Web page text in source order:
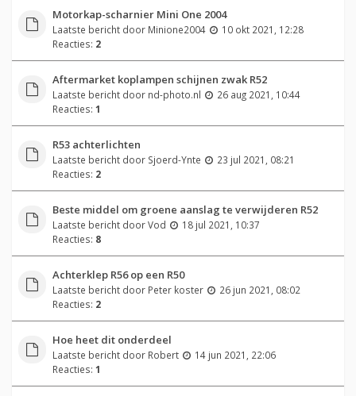
Motorkap-scharnier Mini One 2004
Laatste bericht door Minione2004
10 okt 2021, 12:28
Reacties: 2
Aftermarket koplampen schijnen zwak R52
Laatste bericht door nd-photo.nl
26 aug 2021, 10:44
Reacties: 1
R53 achterlichten
Laatste bericht door Sjoerd-Ynte
23 jul 2021, 08:21
Reacties: 2
Beste middel om groene aanslag te verwijderen R52
Laatste bericht doorVod
18 jul 2021, 10:37
Reacties: 8
Achterklep R56 op een R50
Laatste bericht door Peter koster
26 jun 2021, 08:02
Reacties: 2
Hoe heet dit onderdeel
Laatste bericht door Robert
14 jun 2021, 22:06
Reacties: 1